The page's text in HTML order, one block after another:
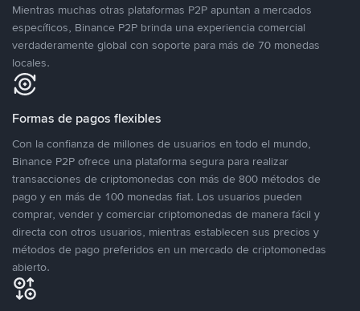
Mientras muchas otras plataformas P2P apuntan a mercados
específicos, Binance P2P brinda una experiencia comercial
verdaderamente global con soporte para más de 70 monedas
locales.
Formas de pagos flexibles
Con la confianza de millones de usuarios en todo el mundo,
Binance P2P ofrece una plataforma segura para realizar
transacciones de criptomonedas con más de 800 métodos de
pago y en más de 100 monedas fiat. Los usuarios pueden
comprar, vender y comerciar criptomonedas de manera fácil y
directa con otros usuarios, mientras establecen sus precios y
métodos de pago preferidos en un mercado de criptomonedas
abierto.